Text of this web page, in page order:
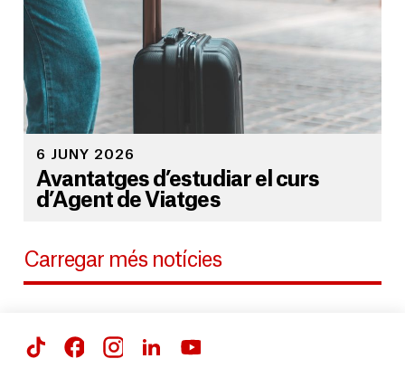
6 JUNY 2026
Avantatges d’estudiar el curs
d’Agent de Viatges
Carregar més notícies